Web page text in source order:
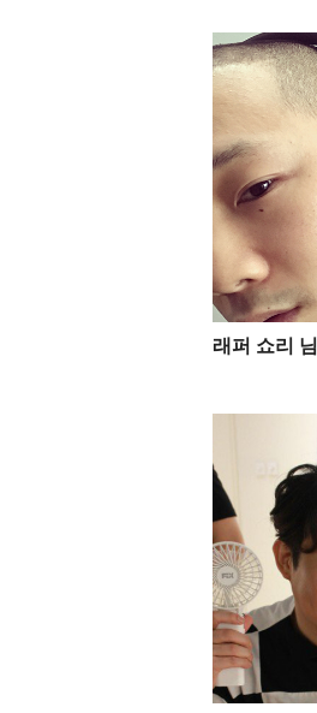
래퍼 쇼리 님